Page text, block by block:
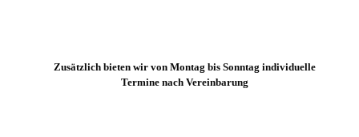
Zusätzlich bieten wir von Montag bis Sonntag individuelle
Termine nach Vereinbarung